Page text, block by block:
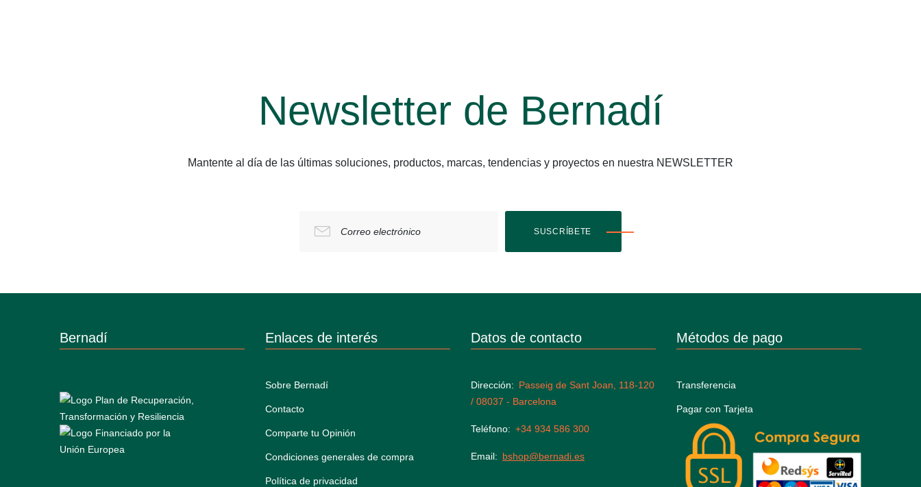
Newsletter de Bernadí
Mantente al día de las últimas soluciones, productos, marcas, tendencias y proyectos en nuestra NEWSLETTER
Correo electrónico SUSCRÍBETE
Bernadí Enlaces de interés
Sobre Bernadí
Contacto
Comparte tu Opinión
Condiciones generales de compra
Política de privacidad
Datos de contacto
Dirección
Passeig de Sant Joan, 118-120
/ 08037 - Barcelona
Teléfono +34 934 586 300
Email bshop@bernadi.es
Métodos de pago
Transferencia
Pagar con Tarjeta